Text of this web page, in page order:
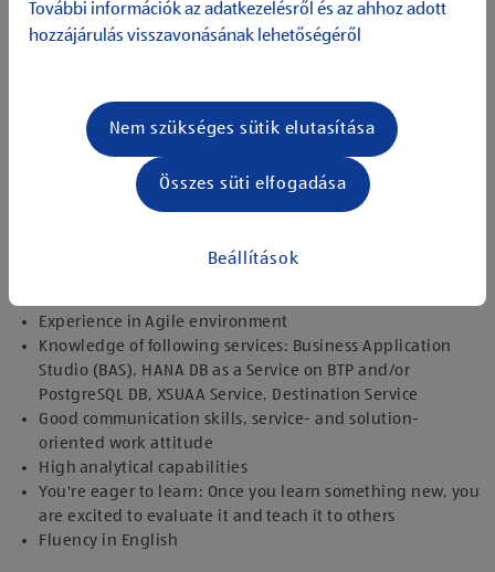
Backend Logic, Database model, Authorization concept)
Evaluating and using SAP BTP Services
approaches and suggestions for improvement in the
development
Following agile working principles like CI/CD, test- and
design-driven development
Programming skills in Node.js and/or Java as well as OData
Experience in Agile environment
Knowledge of following services: Business Application
Studio (BAS), HANA DB as a Service on BTP and/or
PostgreSQL DB, XSUAA Service, Destination Service
Good communication skills, service- and solution-
oriented work attitude
High analytical capabilities
You're eager to learn: Once you learn something new, you
are excited to evaluate it and teach it to others
Fluency in English
További információk az adatkezelésről és az ahhoz adott
hozzájárulás visszavonásának lehetőségéről
Beállítások
Nem szükséges sütik elutasítása
Összes süti elfogadása